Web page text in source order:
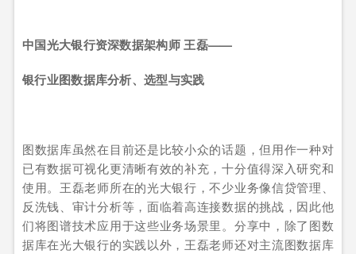
中国光大银行资深数据架构师 王磊——
银行业图数据库分析、选型与实践
图数据库虽然在目前还是比较小众的话题，但用作一种对
已有数据可视化更清晰有效的补充，十分值得深入研究和
使用。王磊老师所在的光大银行，不少业务像信贷管理、
反洗钱、审计分析等，面临着高连接数据的挑战，因此他
们将图谱技术应用于这些业务场景里。分享中，除了图数
据库在光大银行的实践以外，王磊老师还对主流图数据库